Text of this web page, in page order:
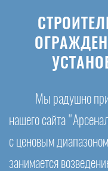
Мы радушно
нашего сайта
с ценовым
занимается